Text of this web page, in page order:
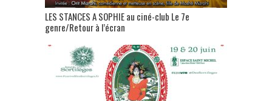
LES STANCES A SOPHIE au ciné-club Le 7e
genre/Retour à l’écran